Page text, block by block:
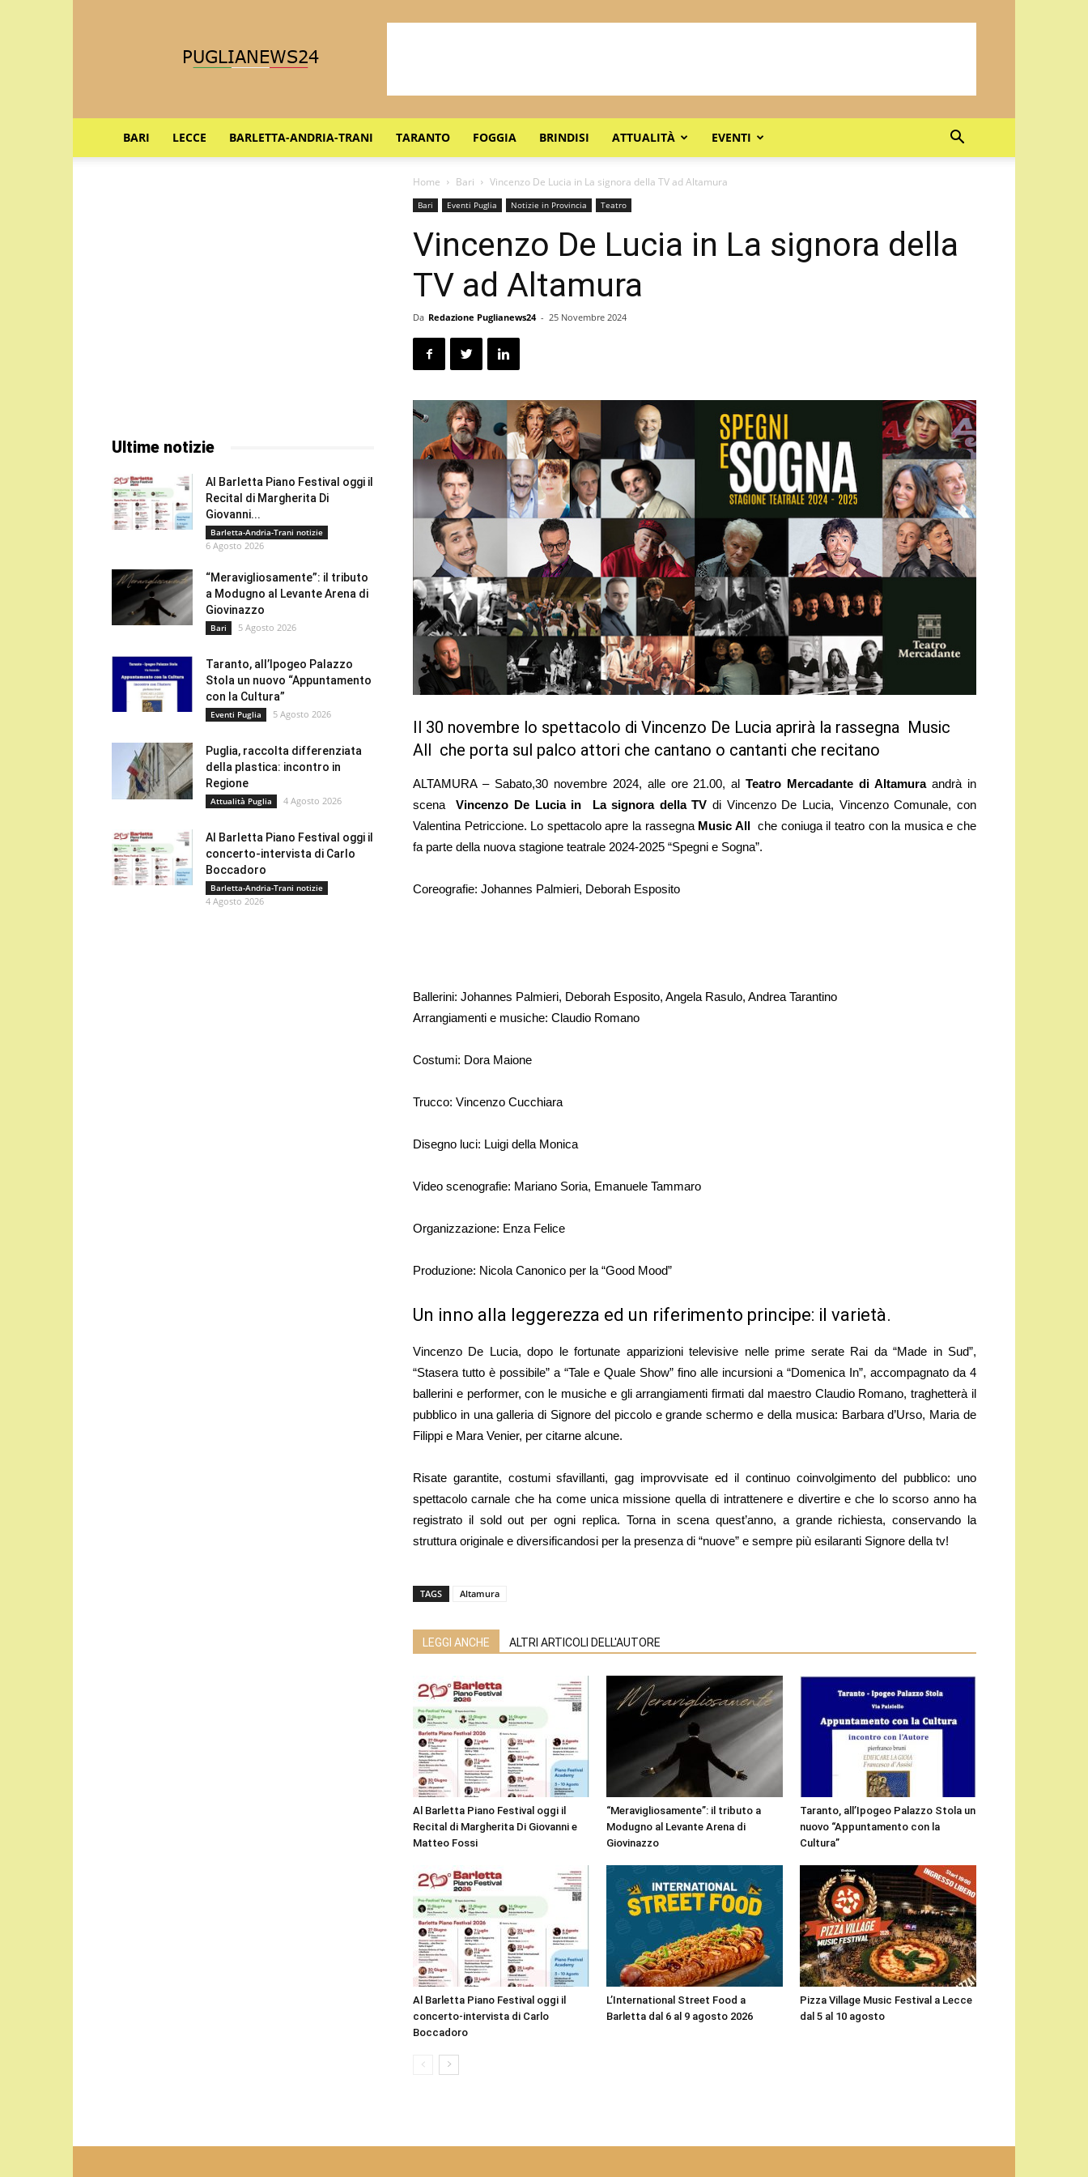
BARI LECCE BARLETTA-ANDRIA-TRANI TARANTO FOGGIA BRINDISI ATTUALITÀ EVENTI
Home Bari Vincenzo De Lucia in La signora della TV ad Altamura
Bari Eventi Puglia Notizie in Provincia Teatro
Vincenzo De Lucia in La signora della
TV ad Altamura
Da Redazione Puglianews24 - 25 Novembre 2024
Il 30 novembre lo spettacolo di Vincenzo De Lucia aprirà la rassegna Music
All che porta sul palco attori che cantano o cantanti che recitano
ALTAMURA – Sabato,30 novembre 2024, alle ore 21.00, alTeatro Mercadante di Altamuraandrà in
scena
Vincenzo De Lucia in La signora della TV di Vincenzo De Lucia, Vincenzo Comunale, con
Valentina Petriccione. Lo spettacolo apre la rassegna Music All che coniuga il teatro con la musica e che
fa parte della nuova stagione teatrale 2024-2025 “Spegni e Sogna”.
Coreografie: Johannes Palmieri, Deborah Esposito
Ballerini: Johannes Palmieri, Deborah Esposito, Angela Rasulo, Andrea Tarantino
Arrangiamenti e musiche: Claudio Romano
Costumi: Dora Maione
Trucco: Vincenzo Cucchiara
Disegno luci: Luigi della Monica
Video scenografie: Mariano Soria, Emanuele Tammaro
Organizzazione: Enza Felice
Produzione: Nicola Canonico per la “Good Mood”
Un inno alla leggerezza ed un riferimento principe: il varietà.
Vincenzo De Lucia, dopo le fortunate apparizioni televisive nelle prime serate Rai da “Made in Sud”,
“Stasera tutto è possibile” a “Tale e Quale Show” fino alle incursioni a “Domenica In”, accompagnato da 4
ballerini e performer, con le musiche e gli arrangiamenti firmati dal maestro Claudio Romano, traghetterà il
pubblico in una galleria di Signore del piccolo e grande schermo e della musica: Barbara d’Urso, Maria de
Filippi e Mara Venier, per citarne alcune.
Risate garantite, costumi sfavillanti, gag improvvisate ed il continuo coinvolgimento del pubblico: uno
spettacolo carnale che ha come unica missione quella di intrattenere e divertire e che lo scorso anno ha
registrato il sold out per ogni replica. Torna in scena quest’anno, a grande richiesta, conservando la
struttura originale e diversificandosi per la presenza di “nuove” e sempre più esilaranti Signore della tv!
TAGS Altamura
LEGGI ANCHE ALTRI ARTICOLI DELL'AUTORE
Al Barletta Piano Festival oggi il
Recital di Margherita Di Giovanni e
Matteo Fossi
“Meravigliosamente”: il tributo a
Modugno al Levante Arena di
Giovinazzo
Taranto, all’Ipogeo Palazzo Stola un
nuovo “Appuntamento con la
Cultura”
Al Barletta Piano Festival oggi il
concerto-intervista di Carlo
Boccadoro
L’International Street Food a
Barletta dal 6 al 9 agosto 2026
Pizza Village Music Festival a Lecce
dal 5 al 10 agosto
Ultime notizie
Al Barletta Piano Festival oggi il
Recital di Margherita Di
Giovanni...
Barletta-Andria-Trani notizie
6 Agosto 2026
“Meravigliosamente”: il tributo
a Modugno al Levante Arena di
Giovinazzo
Bari 5 Agosto 2026
Taranto, all’Ipogeo Palazzo
Stola un nuovo “Appuntamento
con la Cultura”
Eventi Puglia 5 Agosto 2026
Puglia, raccolta differenziata
della plastica: incontro in
Regione
Attualità Puglia 4 Agosto 2026
Al Barletta Piano Festival oggi il
concerto-intervista di Carlo
Boccadoro
Barletta-Andria-Trani notizie
4 Agosto 2026